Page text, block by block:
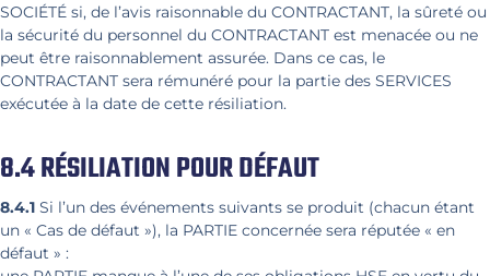
SOCIÉTÉ si, de l’avis raisonnable du CONTRACTANT, la sûreté ou
la sécurité du personnel du CONTRACTANT est menacée ou ne
peut être raisonnablement assurée. Dans ce cas, le
CONTRACTANT sera rémunéré pour la partie des SERVICES
exécutée à la date de cette résiliation.
8.4 RÉSILIATION POUR DÉFAUT
8.4.1 Si l’un des événements suivants se produit (chacun étant
un « Cas de défaut »), la PARTIE concernée sera réputée « en
défaut » :